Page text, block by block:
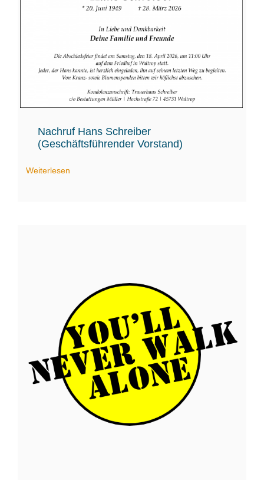
Nachruf Hans Schreiber
(Geschäftsführender Vorstand)
Weiterlesen